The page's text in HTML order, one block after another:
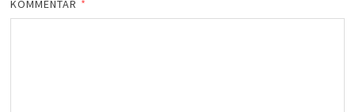
KOMMENTAR *